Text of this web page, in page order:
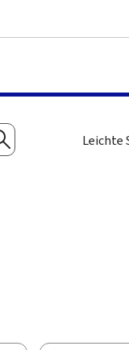
Suchen
Leichte